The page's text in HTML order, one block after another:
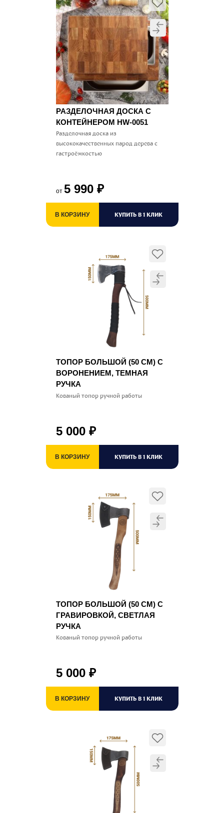
РАЗДЕЛОЧНАЯ ДОСКА С
КОНТЕЙНЕРОМ HW-0051
Разделочная доска из
высококачественных парод дерева с
гастроёмкостью
от 5 990 ₽
В КОРЗИНУ КУПИТЬ В 1 КЛИК
ТОПОР БОЛЬШОЙ (50 СМ) С
ВОРОНЕНИЕМ, ТЕМНАЯ
РУЧКА
Кованый топор ручной работы
5 000 ₽
В КОРЗИНУ КУПИТЬ В 1 КЛИК
ТОПОР БОЛЬШОЙ (50 СМ) С
ГРАВИРОВКОЙ, СВЕТЛАЯ
РУЧКА
Кованый топор ручной работы
5 000 ₽
В КОРЗИНУ КУПИТЬ В 1 КЛИК